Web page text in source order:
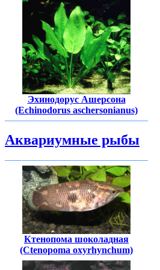
Эхинодорус Ашерсона
(Echinodorus aschersonianus)
Аквариумные рыбы
Ктенопома шоколадная
(Ctenopoma oxyrhynchum)